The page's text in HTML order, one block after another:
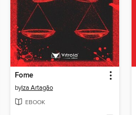
Fome
byIza Artagão
EBOOK